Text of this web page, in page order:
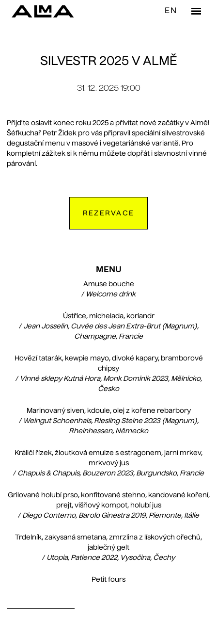
Menu
CS
EN
BAR
SILVESTR 2025 V ALMĚ
31. 12. 2025 19:00
Přijďte oslavit konec roku 2025 a přivítat nové začátky v Almě!
Šéfkuchař Petr Židek pro vás připravil speciální silvestrovské
degustační menu v masové i vegetariánské variantě. Pro
kompletní zážitek si k němu můžete dopřát i slavnostní vinné
párování.
REZERVACE
MENU
Amuse bouche
/ Welcome drink
Ústřice, michelada, koriandr
/ Jean Josselin, Cuvée des Jean Extra-Brut (Magnum),
Champagne, Francie
Hovězí tatarák, kewpie mayo, divoké kapary, bramborové
chipsy
/ Vinné sklepy Kutná Hora, Monk Dominik 2023, Mělnicko,
Česko
Marinovaný siven, kdoule, olej z kořene rebarbory
/ Weingut Schoenhals, Riesling Steine 2023 (Magnum),
Rheinhessen, Německo
Králičí řízek, žloutková emulze s estragonem, jarní mrkev,
mrkvový jus
/ Chapuis & Chapuis, Bouzeron 2023, Burgundsko, Francie
Grilované holubí prso, konfitované stehno, kandované koření,
prejt, višňový kompot, holubí jus
/ Diego Conterno, Barolo Ginestra 2019, Piemonte, Itálie
Trdelník, zakysaná smetana, zmrzlina z lískových ořechů,
jablečný gelt
/ Utopia, Patience 2022, Vysočina, Čechy
Petit fours